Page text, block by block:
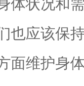
体状况和
也应该保
面维护身